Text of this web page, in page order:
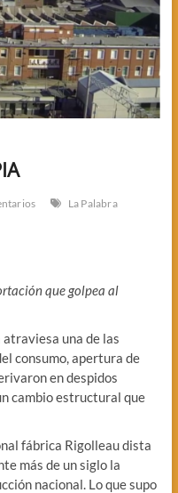
La Palabra
que golpea al
una de las
consumo, apertura de
en despidos
cambio estructural que
fábrica Rigolleau dista
más de un siglo la
nacional. Lo que supo